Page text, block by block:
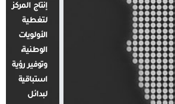
إنتاج المركز
لتغطية
الأولويات
الوطنية،
وتوفير رؤية
استباقية
لبدائل